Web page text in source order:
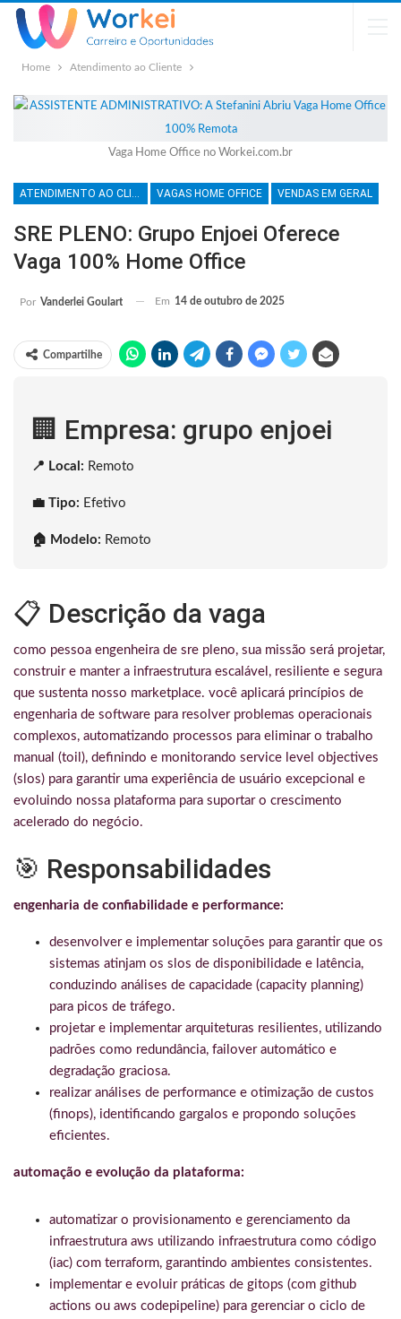
Home Atendimento ao Cliente
Vaga Home Office no Workei.com.br
ATENDIMENTO AO CLIENTE VAGAS HOME OFFICE VENDAS EM GERAL
SRE PLENO: Grupo Enjoei Oferece
Vaga 100% Home Office
Por Vanderlei Goulart Em 14 de outubro de 2025
Compartilhe
🏢 Empresa: grupo enjoei
📍 Local: Remoto
💼 Tipo: Efetivo
🏠 Modelo: Remoto
📋 Descrição da vaga
como pessoa engenheira de sre pleno, sua missão será projetar,
construir e manter a infraestrutura escalável, resiliente e segura
que sustenta nosso marketplace. você aplicará princípios de
engenharia de software para resolver problemas operacionais
complexos, automatizando processos para eliminar o trabalho
manual (toil), definindo e monitorando service level objectives
(slos) para garantir uma experiência de usuário excepcional e
evoluindo nossa plataforma para suportar o crescimento
acelerado do negócio.
🎯 Responsabilidades
engenharia de confiabilidade e performance:
desenvolver e implementar soluções para garantir que os
sistemas atinjam os slos de disponibilidade e latência,
conduzindo análises de capacidade (capacity planning)
para picos de tráfego.
projetar e implementar arquiteturas resilientes, utilizando
padrões como redundância, failover automático e
degradação graciosa.
realizar análises de performance e otimização de custos
(finops), identificando gargalos e propondo soluções
eficientes.
automação e evolução da plataforma:
automatizar o provisionamento e gerenciamento da
infraestrutura aws utilizando infraestrutura como código
(iac) com terraform, garantindo ambientes consistentes.
implementar e evoluir práticas de gitops (com github
actions ou aws codepipeline) para gerenciar o ciclo de